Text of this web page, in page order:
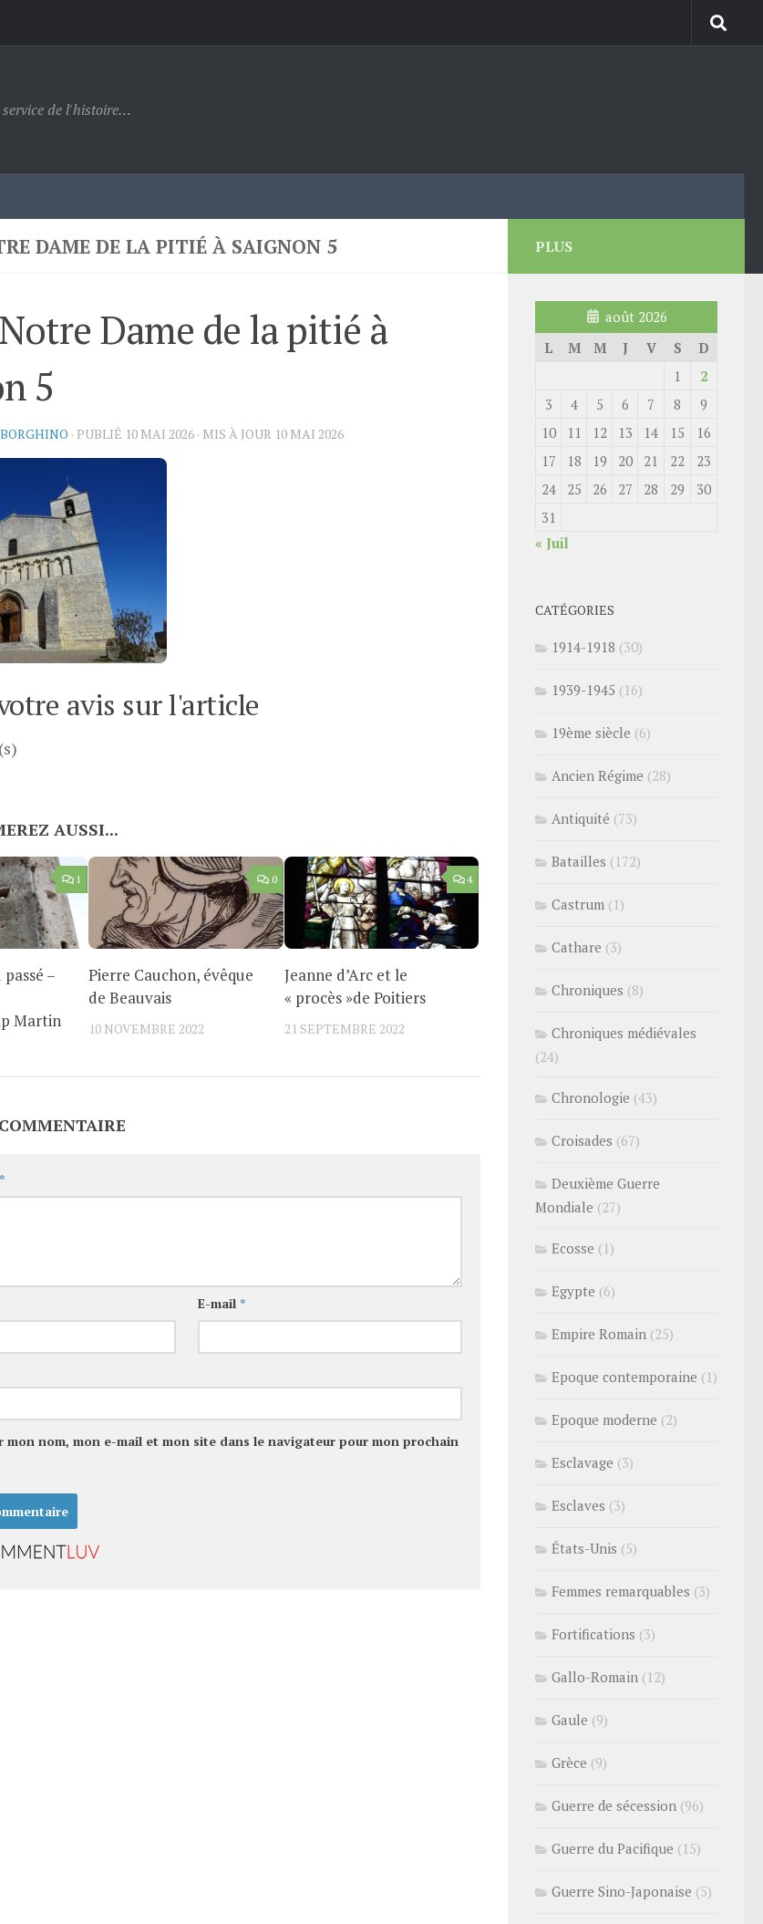
de l'histoire…
DAME DE LA PITIÉ À SAIGNON 5
Dame de la pitié à
5
· PUBLIÉ 10 MAI 2026 · MIS À JOUR 10 MAI 2026
avis sur l'article
AUSSI...
1
–
Martin
0
Pierre Cauchon, évêque
de Beauvais
10 NOVEMBRE 2022
4
Jeanne d’Arc et le
« procès »de Poitiers
21 SEPTEMBRE 2022
*
E-mail *
mon nom, mon e-mail et mon site dans le navigateur pour mon prochain
PLUS
août 2026
L
M M J V S
D
1
2
3
4 5 6 7 8
9
10
11 12 13 14 15
16
17
18 19 20 21 22
23
24
25 26 27 28 29
30
31
« Juil
CATÉGORIES
1914-1918 (30)
1939-1945 (16)
19ème siècle (6)
Ancien Régime (28)
Antiquité (73)
Batailles (172)
Castrum (1)
Cathare (3)
Chroniques (8)
Chroniques médiévales
(24)
Chronologie (43)
Croisades (67)
Deuxième Guerre
Mondiale (27)
Ecosse (1)
Egypte (6)
Empire Romain (25)
Epoque contemporaine (1)
Epoque moderne (2)
Esclavage (3)
Esclaves (3)
États-Unis (5)
Femmes remarquables (3)
Fortifications (3)
Gallo-Romain (12)
Gaule (9)
Grèce (9)
Guerre de sécession (96)
Guerre du Pacifique (15)
Guerre Sino-Japonaise (5)